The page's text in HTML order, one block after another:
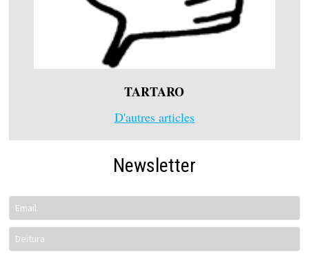
TARTARO
D'autres articles
Newsletter